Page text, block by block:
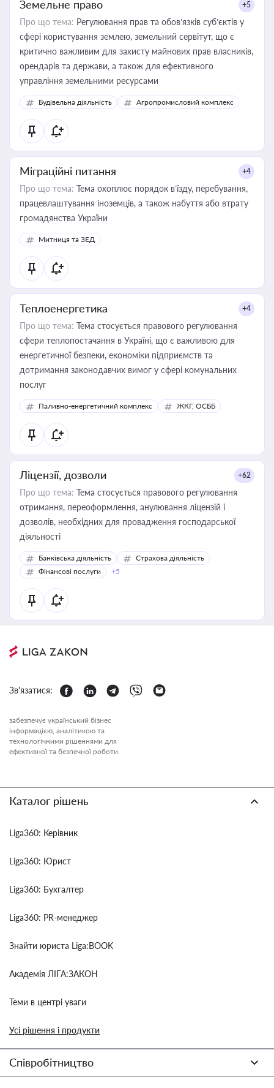
Земельне право +5
Про що тема: Регулювання прав та обов’язків суб’єктів у
сфері користування землею, земельний сервітут, що є
критично важливим для захисту майнових прав власників,
орендарів та держави, а також для ефективного
управління земельними ресурсами
Будівельна діяльність Агропромисловий комплекс
Міграційні питання +4
Про що тема: Тема охоплює порядок в’їзду, перебування,
працевлаштування іноземців, а також набуття або втрату
громадянства України
Митниця та ЗЕД
Теплоенергетика +4
Про що тема: Тема стосується правового регулювання
сфери теплопостачання в Україні, що є важливою для
енергетичної безпеки, економіки підприємств та
дотримання законодавчих вимог у сфері комунальних
послуг
Паливно-енергетичний комплекс ЖКГ, ОСББ
Ліцензії, дозволи +62
Про що тема: Тема стосується правового регулювання
отримання, переоформлення, анулювання ліцензій і
дозволів, необхідних для провадження господарської
діяльності
Банківська діяльність
Страхова діяльність
Фінансові послуги
+5
Зв'язатися:
забезпечує український бізнес
інформацією, аналітикою та
технологічними рішеннями для
ефективної та безпечної роботи.
Каталог рішень
Liga360: Керівник
Liga360: Юрист
Liga360: Бухгалтер
Liga360: PR-менеджер
Знайти юриста Liga:BOOK
Академія ЛІГА:ЗАКОН
Теми в центрі уваги
Усі рішення і продукти
Співробітництво